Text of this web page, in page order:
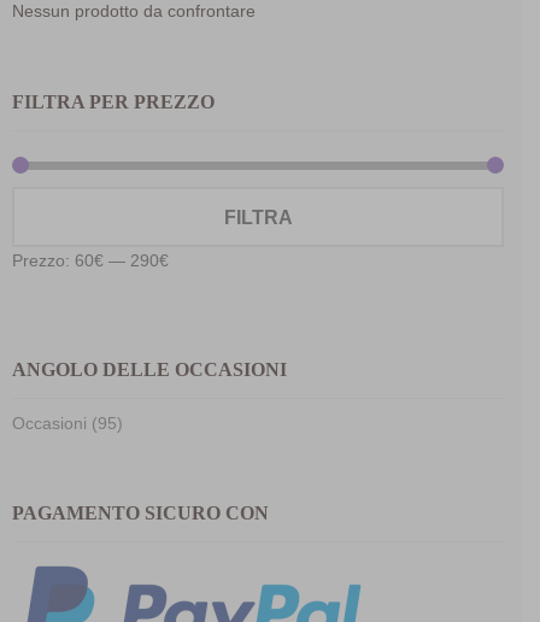
Nessun prodotto da confrontare
FILTRA PER PREZZO
FILTRA
Prezzo: 60€ — 290€
ANGOLO DELLE OCCASIONI
Occasioni (95)
PAGAMENTO SICURO CON